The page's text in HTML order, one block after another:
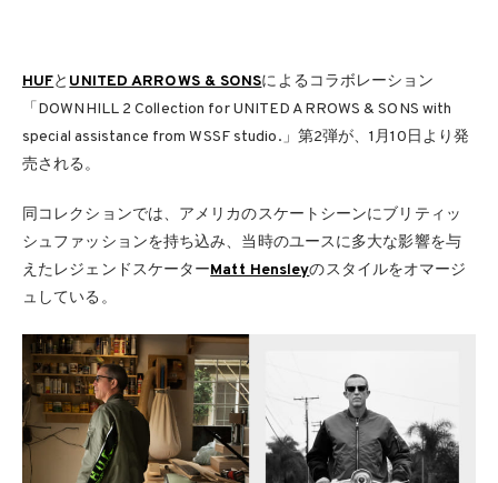
HUFと UNITED ARROWS & SONSによるコラボレーション
「DOWNHILL 2 Collection for UNITED ARROWS & SONS with
special assistance from WSSF studio.」第2弾が、1月10日より発
売される。
同コレクションでは、アメリカのスケートシーンにブリティッ
シュファッションを持ち込み、当時のユースに多大な影響を与
えたレジェンドスケーターMatt Hensleyのスタイルをオマージ
ュしている。